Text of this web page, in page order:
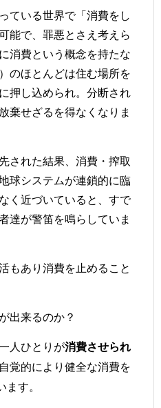
ている世界で「消費をし
能で、罪悪とさえ考えら
消費という概念を持たな
のほとんどは住む場所を
押し込められ。分断され
棄せざるを得なくなりま
された結果、消費・搾取
球システムが連鎖的に臨
く近づいていると、すで
達が警笛を鳴らしていま
もあり消費を止めること
出来るのか？
人ひとりが消費させられ
覚的により健全な消費を
す。